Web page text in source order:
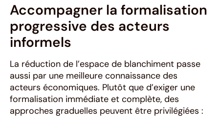
Accompagner la formalisation
progressive des acteurs
informels
La réduction de l’espace de blanchiment passe
aussi par une meilleure connaissance des
acteurs économiques. Plutôt que d’exiger une
formalisation immédiate et complète, des
approches graduelles peuvent être privilégiées :